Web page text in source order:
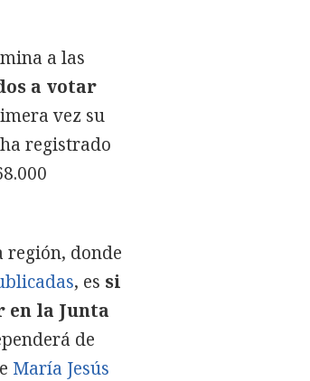
a las
a votar
vez su
registrado
región, donde
, es si
en la Junta
de
María Jesús